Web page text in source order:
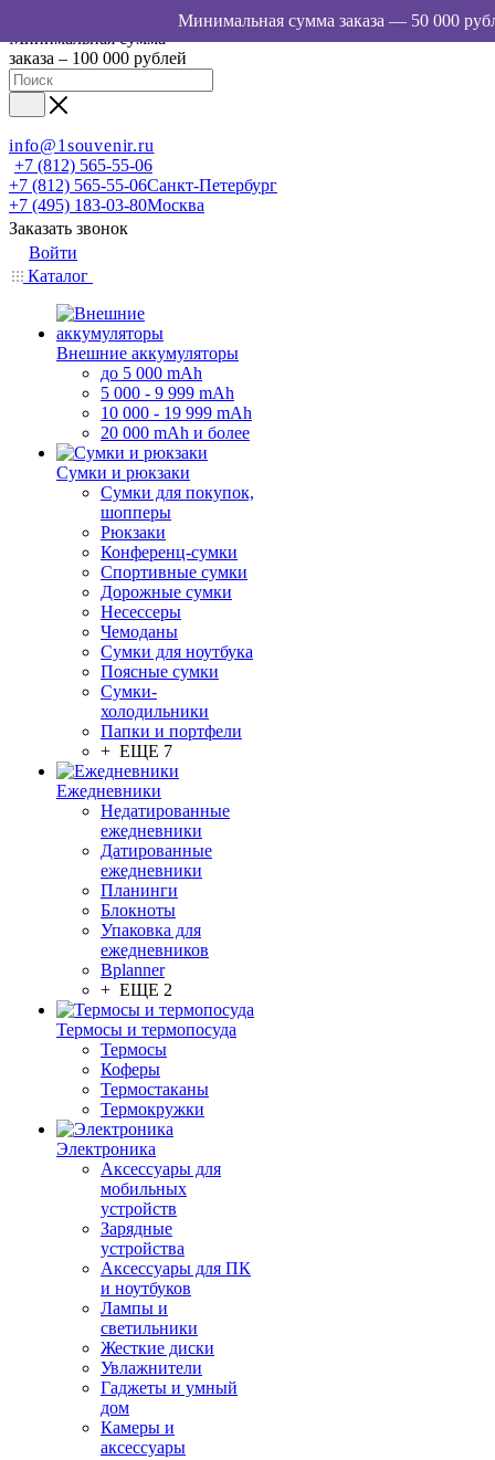
Минимальная сумма
заказа – 100 000 рублей
info@1souvenir.ru
+7 (812) 565-55-06
+7 (812) 565-55-06Санкт-Петербург
+7 (495) 183-03-80Москва
Заказать звонок
Войти
Каталог
Внешние аккумуляторы
до 5 000 mAh
5 000 - 9 999 mAh
10 000 - 19 999 mAh
20 000 mAh и более
Сумки и рюкзаки
Сумки для покупок,
шопперы
Рюкзаки
Конференц-сумки
Спортивные сумки
Дорожные сумки
Несессеры
Чемоданы
Сумки для ноутбука
Поясные сумки
Сумки-
холодильники
Папки и портфели
+ ЕЩЕ 7
Ежедневники
Недатированные
ежедневники
Датированные
ежедневники
Планинги
Блокноты
Упаковка для
ежедневников
Bplanner
+ ЕЩЕ 2
Термосы и термопосуда
Термосы
Коферы
Термостаканы
Термокружки
Электроника
Аксессуары для
мобильных
устройств
Зарядные
устройства
Аксессуары для ПК
и ноутбуков
Лампы и
светильники
Жесткие диски
Увлажнители
Гаджеты и умный
дом
Камеры и
аксессуары